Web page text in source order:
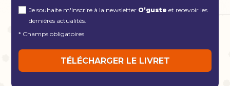
Je souhaite m'inscrire à la newsletter O’guste et recevoir les
dernières actualités.
* Champs obligatoires